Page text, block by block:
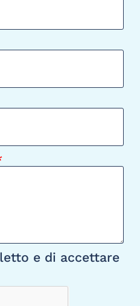
e di accettare